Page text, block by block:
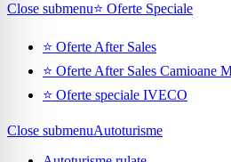
Close submenu⭐ Oferte Speciale
⭐ Oferte After Sales
⭐ Oferte After Sales Camioane
⭐ Oferte speciale IVECO
Close submenuAutoturisme